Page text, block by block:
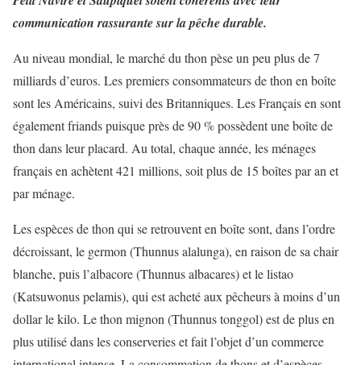
communication rassurante sur la pêche durable.
Au niveau mondial, le marché du thon pèse un peu plus de 7
milliards d’euros. Les premiers consommateurs de thon en boîte
sont les Américains, suivi des Britanniques. Les Français en sont
également friands puisque près de 90 % possèdent une boîte de
thon dans leur placard. Au total, chaque année, les ménages
français en achètent 421 millions, soit plus de 15 boîtes par an et
par ménage.
Les espèces de thon qui se retrouvent en boîte sont, dans l’ordre
décroissant, le germon (Thunnus alalunga), en raison de sa chair
blanche, puis l’albacore (Thunnus albacares) et le listao
(Katsuwonus pelamis), qui est acheté aux pêcheurs à moins d’un
dollar le kilo. Le thon mignon (Thunnus tonggol) est de plus en
plus utilisé dans les conserveries et fait l’objet d’un commerce